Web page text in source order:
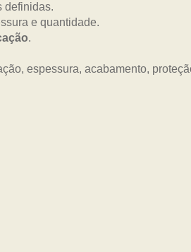
definidas.
e quantidade.
.
espessura, acabamento,